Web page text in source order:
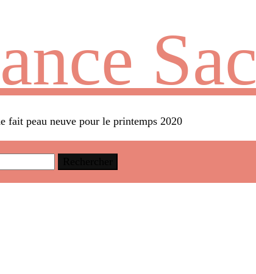
Sac
fait peau neuve pour le printemps 2020